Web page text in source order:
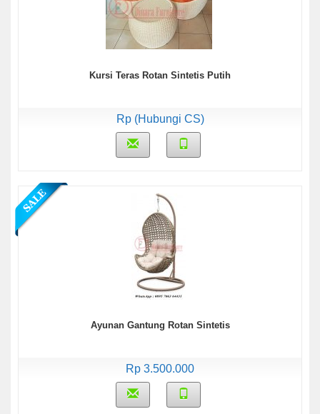
Kursi Teras Rotan Sintetis Putih
Rp (Hubungi CS)
Ayunan Gantung Rotan Sintetis
Rp 3.500.000